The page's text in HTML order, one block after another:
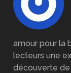
amour pour la
lecteurs une
découverte de